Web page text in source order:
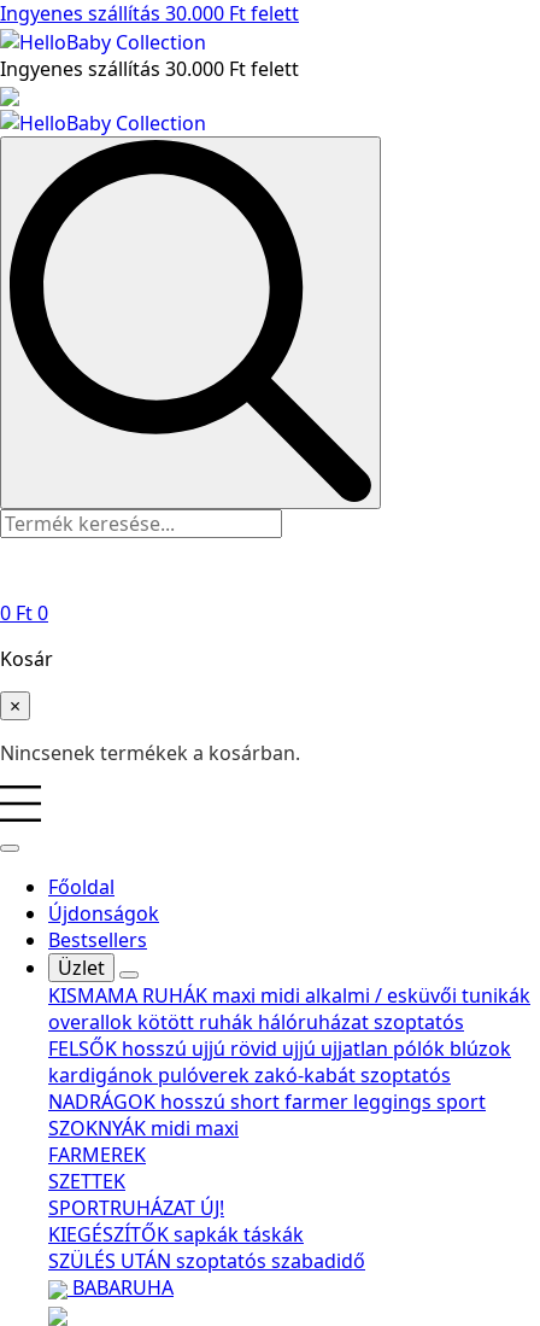
Ingyenes szállítás 30.000 Ft felett
Ingyenes szállítás 30.000 Ft felett
Search
0 Ft0
Kosár
×
Nincsenek termékek a kosárban.
Főoldal
Újdonságok
Bestsellers
Üzlet
KISMAMA RUHÁK maxi midi alkalmi / esküvői tunikák
overallok kötött ruhák hálóruházatszoptatós
FELSŐK hosszú ujjú rövid ujjú ujjatlan pólók blúzok
kardigánok pulóverekzakó-kabátszoptatós
NADRÁGOK hosszú shortfarmer leggings sport
SZOKNYÁK midi maxi
FARMEREK
SZETTEK
SPORTRUHÁZAT ÚJ!
KIEGÉSZÍTŐKsapkáktáskák
SZÜLÉS UTÁN szoptatós szabadidő
BABARUHA